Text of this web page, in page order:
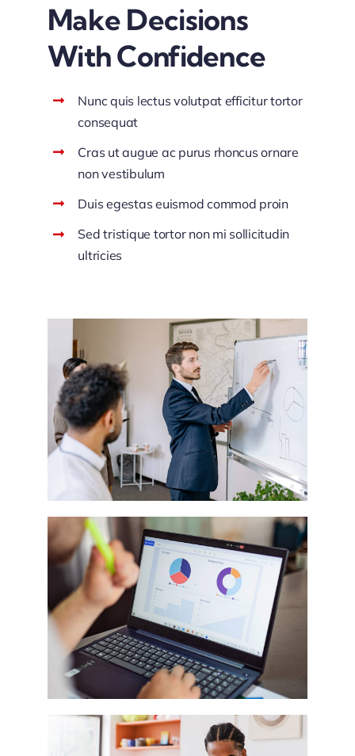
Make Decisions
With Confidence
Nunc quis lectus volutpat efficitur tortor
consequat
Cras ut augue ac purus rhoncus ornare
non vestibulum
Duis egestas euismod commod proin
Sed tristique tortor non mi sollicitudin
ultricies